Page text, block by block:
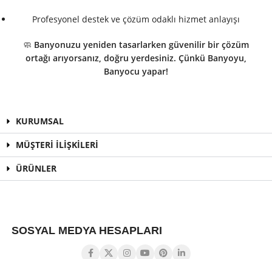
Profesyonel destek ve çözüm odaklı hizmet anlayışı
🧼 Banyonuzu yeniden tasarlarken güvenilir bir çözüm
ortağı arıyorsanız, doğru yerdesiniz. Çünkü Banyoyu,
Banyocu yapar!
KURUMSAL
MÜŞTERİ İLİŞKİLERİ
ÜRÜNLER
SOSYAL MEDYA HESAPLARI